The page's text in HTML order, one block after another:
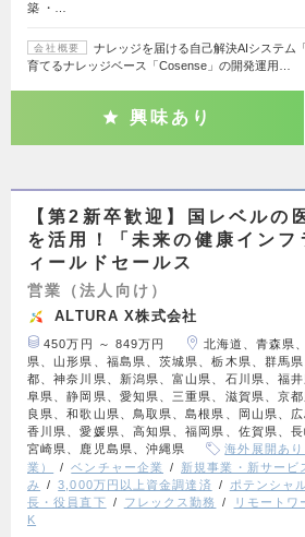
築 ・…
会社概要
ナレッジを届ける自己解決AIシステム
育てるナレッジベース「Cosense」の開発運用…
興味あり
【第2新卒歓迎】国レベルの
を活用！「未来の健康インフ
ィールドセールス
営業（法人向け）
ALTURA X株式会社
450万円 ～ 849万円
北海道、青森県
県、山形県、福島県、茨城県、栃木県、群馬
都、神奈川県、新潟県、富山県、石川県、福
阜県、静岡県、愛知県、三重県、滋賀県、京
良県、和歌山県、鳥取県、島根県、岡山県、
香川県、愛媛県、高知県、福岡県、佐賀県、長
宮崎県、鹿児島県、沖縄県
海外展開あ
業）
ベンチャー企業 新規事業・新サービ
み
3,000万円以上資金調達済 ポテンシャ
長・役員直下
フレックス勤務 リモートワ
K